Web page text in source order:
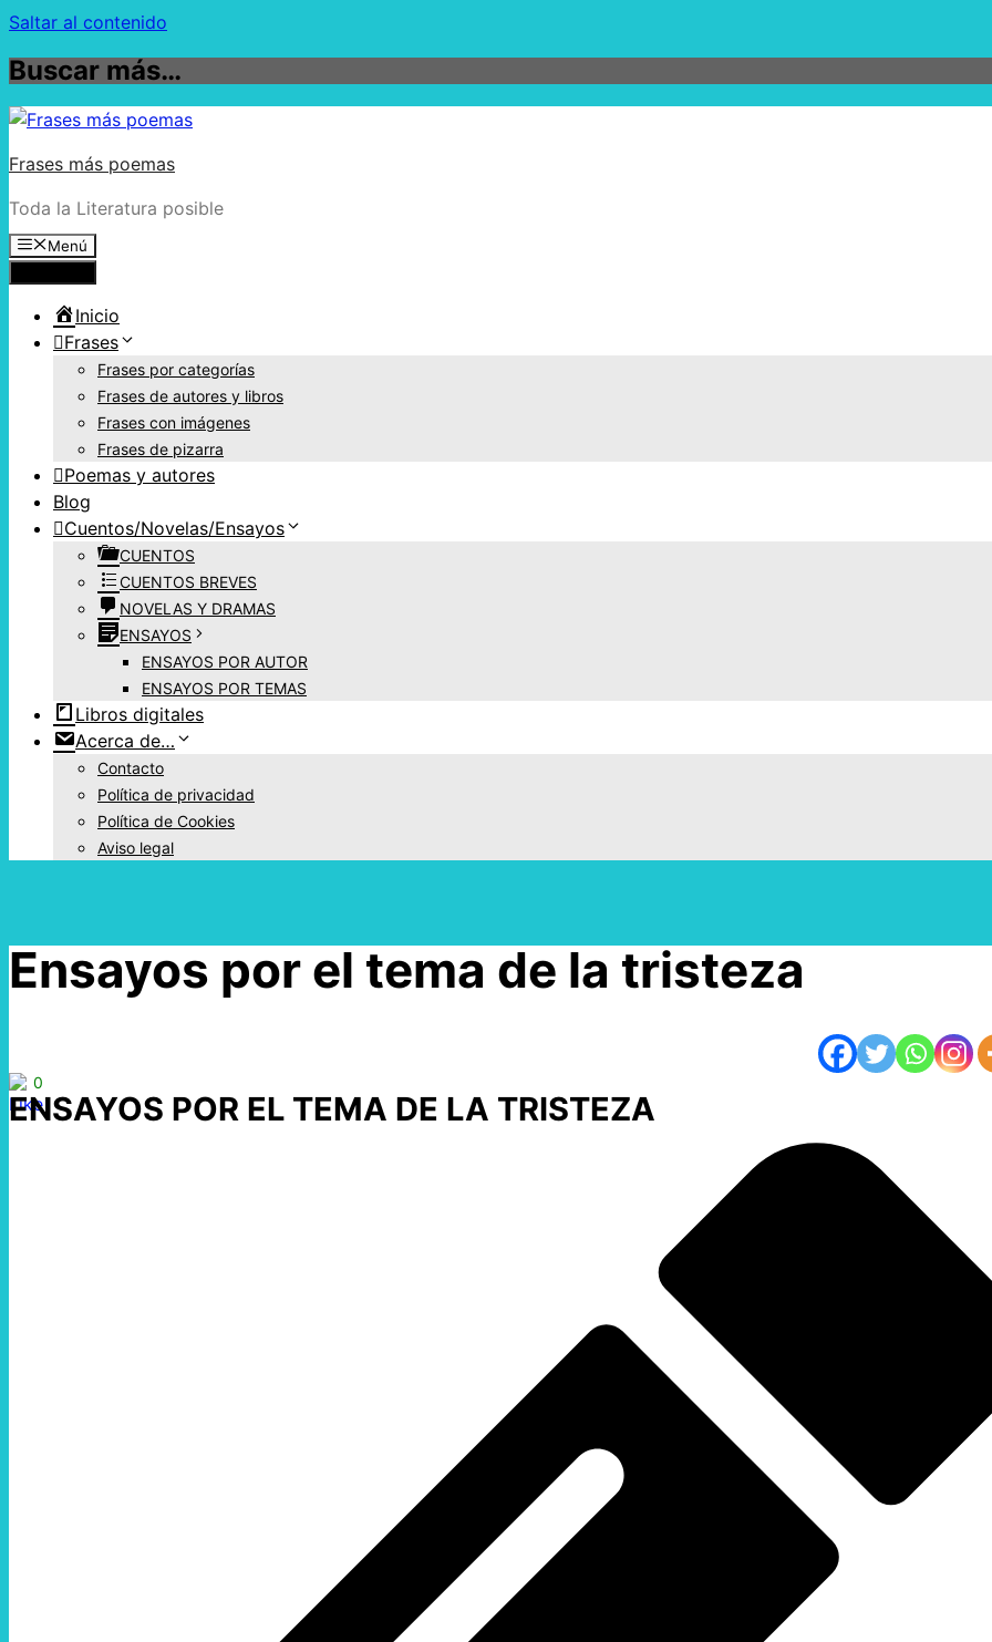
Saltar al contenido
Buscar más…
Frases más poemas
Toda la Literatura posible
Menú
Inicio
Frases
Frases por categorías
Frases de autores y libros
Frases con imágenes
Frases de pizarra
Poemas y autores
Blog
Cuentos/Novelas/Ensayos
CUENTOS
CUENTOS BREVES
NOVELAS Y DRAMAS
ENSAYOS
ENSAYOS POR AUTOR
ENSAYOS POR TEMAS
Libros digitales
Acerca de…
Contacto
Política de privacidad
Política de Cookies
Aviso legal
Ensayos por el tema de la tristeza
0
ENSAYOS POR EL TEMA DE LA TRISTEZA